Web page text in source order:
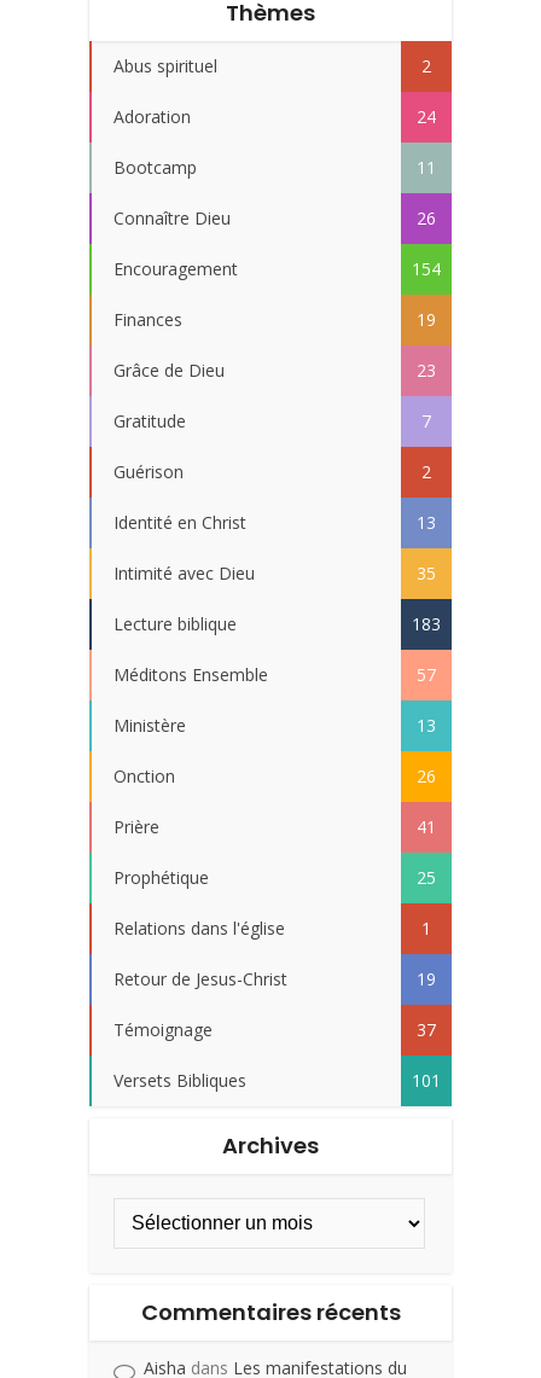
Thèmes
Abus spirituel 2
Adoration 24
Bootcamp 11
Connaître Dieu 26
Encouragement 154
Finances 19
Grâce de Dieu 23
Gratitude 7
Guérison 2
Identité en Christ 13
Intimité avec Dieu 35
Lecture biblique 183
Méditons Ensemble 57
Ministère 13
Onction 26
Prière 41
Prophétique 25
Relations dans l'église 1
Retour de Jesus-Christ 19
Témoignage 37
Versets Bibliques 101
Archives
Commentaires récents
Aisha dans Les manifestations du